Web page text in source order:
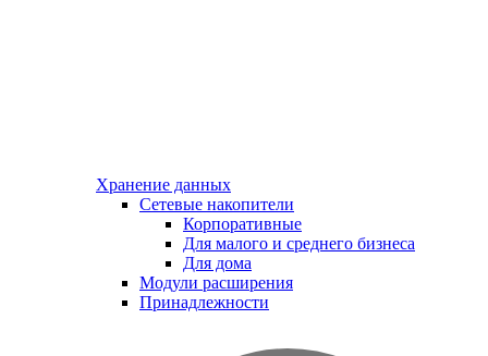
Хранение данных
Сетевые накопители
Корпоративные
Для малого и среднего бизнеса
Для дома
Модули расширения
Принадлежности